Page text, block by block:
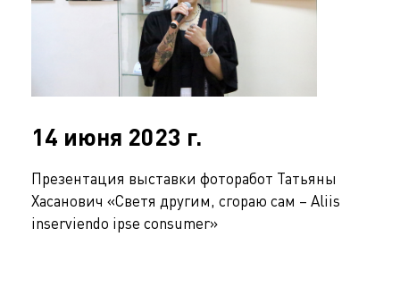
14 июня 2023 г.
Презентация выставки фоторабот Татьяны
Хасанович «Светя другим, сгораю сам – Aliis
inserviendo ipse consumer»